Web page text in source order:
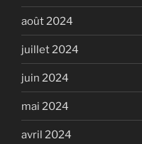
août 2024
juillet 2024
juin 2024
mai 2024
avril 2024